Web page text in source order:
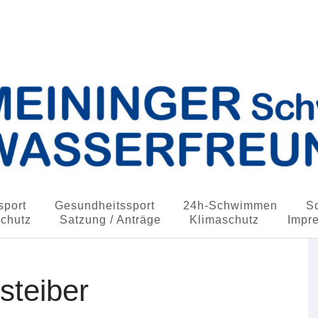
Wasserfreunde e.V.
Gesundheitssport 24h-Schwimmen
Satzung / Anträge Klimaschutz